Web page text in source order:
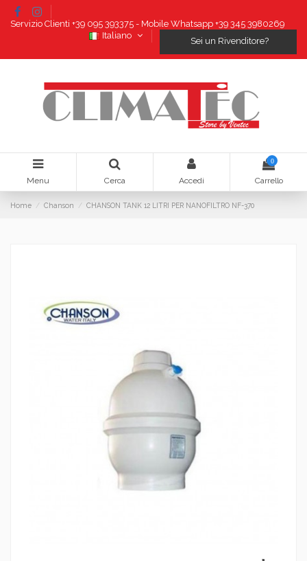
Servizio Clienti +39 095 393375 - Mobile Whatsapp +39 345 3980269
Italiano
Sei un Rivenditore?
Menu Cerca Accedi
0
Carrello
Home Chanson CHANSON TANK 12 LITRI PER NANOFILTRO NF-370